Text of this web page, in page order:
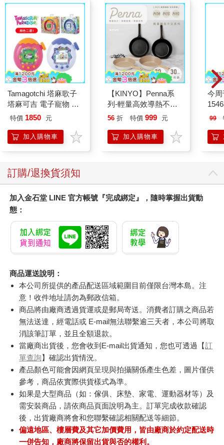
Tamagotchi 塔麻歌子
塔麻可吉 電子寵物 樂
園系列（熱帶橙果／極
特價 1850 元
加入購物車
【KINYO】Penna系
列-輕量高效導熱不沾
平煎鍋30cm
56 折 特價 999 元
加入購物車
今周
99
訂購/退換貨須知
加入金石堂 LINE 官方帳號『完成綁定』，隨時掌握出貨動
態：
商品運送說明：
本公司所提供的產品配送區域範圍目前僅限台灣本島。注
意！收件地址請勿為郵政信箱。
商品將由廠商透過貨運或是郵局寄送。消費者訂購之商品若
無法送達，經電話或 E-mail無法聯繫逾三天者，本公司將取
消該筆訂單，並且全額退款。
當廠商出貨後，您會收到E-mail出貨通知，您也可透過【訂
單查詢】確認出貨情況。
產品顏色可能會因網頁呈現與拍攝關係產生色差，圖片僅供
參考，商品依實際供貨樣式為準。
如果是大型商品（如：傢俱、床墊、家電、運動器材等）及
需安裝商品，請依商品頁面說明為主。訂單完成收款確認
後，出貨廠商將會和您聯繫確認相關配送等細節。
偏遠地區、樓層費及其它加價費用，皆由廠商於約定配送時
一併告知，廠商將保留出貨與否的權利。